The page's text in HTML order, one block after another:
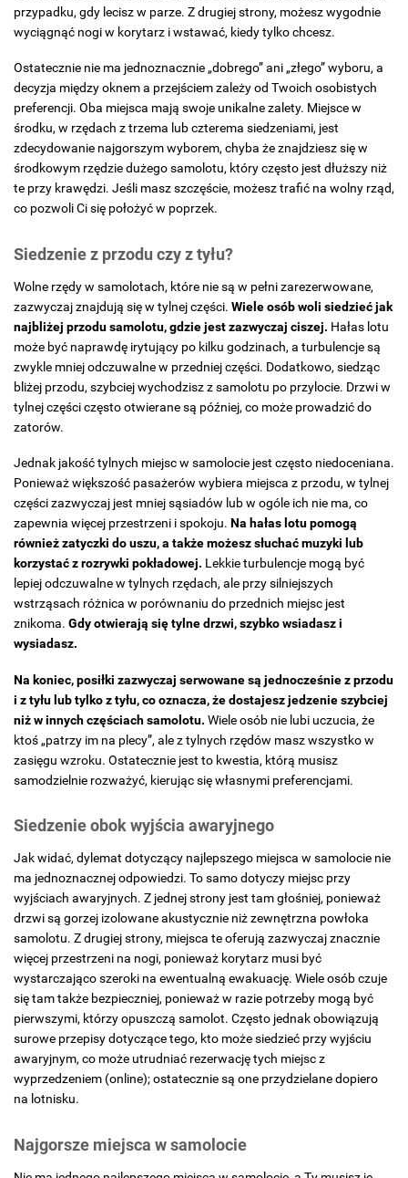
przypadku, gdy lecisz w parze. Z drugiej strony, możesz wygodnie
wyciągnąć nogi w korytarz i wstawać, kiedy tylko chcesz.
Ostatecznie nie ma jednoznacznie „dobrego” ani „złego” wyboru, a
decyzja między oknem a przejściem zależy od Twoich osobistych
preferencji. Oba miejsca mają swoje unikalne zalety. Miejsce w
środku, w rzędach z trzema lub czterema siedzeniami, jest
zdecydowanie najgorszym wyborem, chyba że znajdziesz się w
środkowym rzędzie dużego samolotu, który często jest dłuższy niż
te przy krawędzi. Jeśli masz szczęście, możesz trafić na wolny rząd,
co pozwoli Ci się położyć w poprzek.
Siedzenie z przodu czy z tyłu?
Wolne rzędy w samolotach, które nie są w pełni zarezerwowane,
zazwyczaj znajdują się w tylnej części. Wiele osób woli siedzieć jak
najbliżej przodu samolotu, gdzie jest zazwyczaj ciszej. Hałas lotu
może być naprawdę irytujący po kilku godzinach, a turbulencje są
zwykle mniej odczuwalne w przedniej części. Dodatkowo, siedząc
bliżej przodu, szybciej wychodzisz z samolotu po przylocie. Drzwi w
tylnej części często otwierane są później, co może prowadzić do
zatorów.
Jednak jakość tylnych miejsc w samolocie jest często niedoceniana.
Ponieważ większość pasażerów wybiera miejsca z przodu, w tylnej
części zazwyczaj jest mniej sąsiadów lub w ogóle ich nie ma, co
zapewnia więcej przestrzeni i spokoju. Na hałas lotu pomogą
również zatyczki do uszu, a także możesz słuchać muzyki lub
korzystać z rozrywki pokładowej. Lekkie turbulencje mogą być
lepiej odczuwalne w tylnych rzędach, ale przy silniejszych
wstrząsach różnica w porównaniu do przednich miejsc jest
znikoma. Gdy otwierają się tylne drzwi, szybko wsiadasz i
wysiadasz.
Na koniec, posiłki zazwyczaj serwowane są jednocześnie z przodu
i z tyłu lub tylko z tyłu, co oznacza, że dostajesz jedzenie szybciej
niż w innych częściach samolotu. Wiele osób nie lubi uczucia, że
ktoś „patrzy im na plecy”, ale z tylnych rzędów masz wszystko w
zasięgu wzroku. Ostatecznie jest to kwestia, którą musisz
samodzielnie rozważyć, kierując się własnymi preferencjami.
Siedzenie obok wyjścia awaryjnego
Jak widać, dylemat dotyczący najlepszego miejsca w samolocie nie
ma jednoznacznej odpowiedzi. To samo dotyczy miejsc przy
wyjściach awaryjnych. Z jednej strony jest tam głośniej, ponieważ
drzwi są gorzej izolowane akustycznie niż zewnętrzna powłoka
samolotu. Z drugiej strony, miejsca te oferują zazwyczaj znacznie
więcej przestrzeni na nogi, ponieważ korytarz musi być
wystarczająco szeroki na ewentualną ewakuację. Wiele osób czuje
się tam także bezpieczniej, ponieważ w razie potrzeby mogą być
pierwszymi, którzy opuszczą samolot. Często jednak obowiązują
surowe przepisy dotyczące tego, kto może siedzieć przy wyjściu
awaryjnym, co może utrudniać rezerwację tych miejsc z
wyprzedzeniem (online); ostatecznie są one przydzielane dopiero
na lotnisku.
Najgorsze miejsca w samolocie